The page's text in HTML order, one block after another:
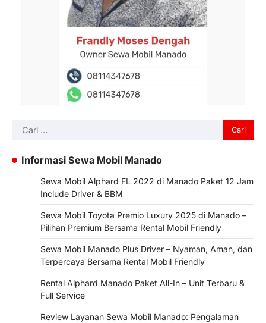
Cari
untuk:
Informasi Sewa Mobil Manado
Sewa Mobil Alphard FL 2022 di Manado Paket 12 Jam
Include Driver & BBM
Sewa Mobil Toyota Premio Luxury 2025 di Manado –
Pilihan Premium Bersama Rental Mobil Friendly
Sewa Mobil Manado Plus Driver – Nyaman, Aman, dan
Terpercaya Bersama Rental Mobil Friendly
Rental Alphard Manado Paket All-In – Unit Terbaru &
Full Service
Review Layanan Sewa Mobil Manado: Pengalaman